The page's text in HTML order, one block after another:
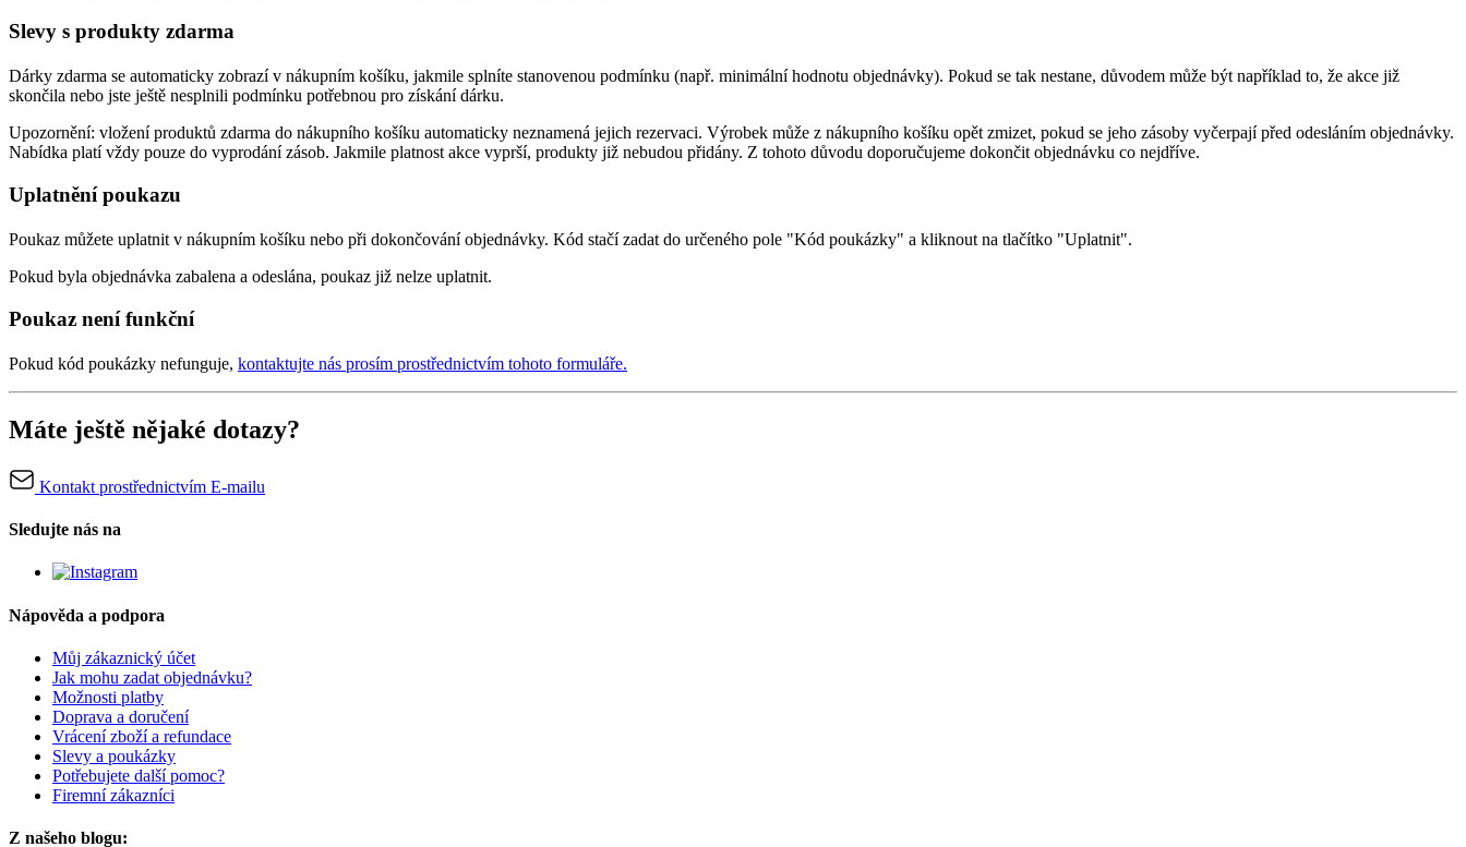
Slevy s produkty zdarma
Dárky zdarma se automaticky zobrazí v nákupním košíku, jakmile splníte stanovenou podmínku (např. minimální hodnotu objednávky). Pokud se tak nestane, důvodem může být například to, že akce již
skončila nebo jste ještě nesplnili podmínku potřebnou pro získání dárku.
Upozornění: vložení produktů zdarma do nákupního košíku automaticky neznamená jejich rezervaci. Výrobek může z nákupního košíku opět zmizet, pokud se jeho zásoby vyčerpají před odesláním objednávky.
Nabídka platí vždy pouze do vyprodání zásob. Jakmile platnost akce vyprší, produkty již nebudou přidány. Z tohoto důvodu doporučujeme dokončit objednávku co nejdříve.
Uplatnění poukazu
Poukaz můžete uplatnit v nákupním košíku nebo při dokončování objednávky. Kód stačí zadat do určeného pole "Kód poukázky" a kliknout na tlačítko "Uplatnit".
Pokud byla objednávka zabalena a odeslána, poukaz již nelze uplatnit.
Poukaz není funkční
Pokud kód poukázky nefunguje, kontaktujte nás prosím prostřednictvím tohoto formuláře.
Máte ještě nějaké dotazy?
Kontakt prostřednictvím E-mailu
Sledujte nás na
Nápověda a podpora
Můj zákaznický účet
Jak mohu zadat objednávku?
Možnosti platby
Doprava a doručení
Vrácení zboží a refundace
Slevy a poukázky
Potřebujete další pomoc?
Firemní zákazníci
Z našeho blogu: